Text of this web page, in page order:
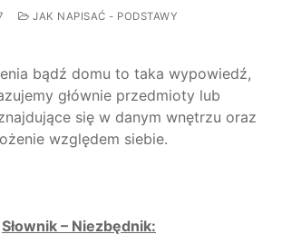
JAK NAPISAĆ - PODSTAWY
bądź domu to taka wypowiedź,
głównie przedmioty lub
się w danym wnętrzu oraz
względem siebie.
Słownik – Niezbędnik: